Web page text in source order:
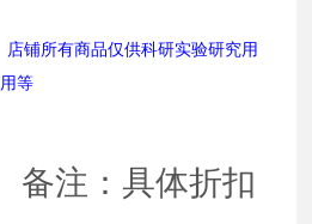
供科研实验研究用
等
备注：具体折扣